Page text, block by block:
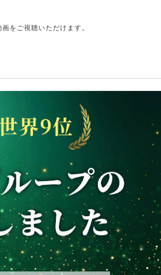
をご視聴いただけます。